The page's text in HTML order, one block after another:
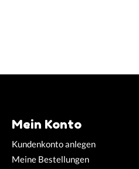
Mein Konto
Kundenkonto anlegen
Meine Bestellungen